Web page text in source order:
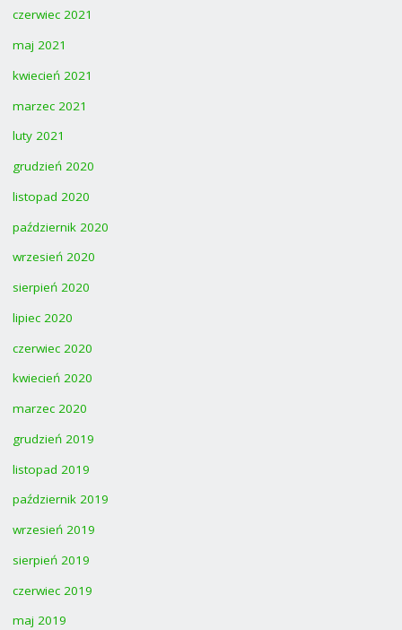
czerwiec 2021
maj 2021
kwiecień 2021
marzec 2021
luty 2021
grudzień 2020
listopad 2020
październik 2020
wrzesień 2020
sierpień 2020
lipiec 2020
czerwiec 2020
kwiecień 2020
marzec 2020
grudzień 2019
listopad 2019
październik 2019
wrzesień 2019
sierpień 2019
czerwiec 2019
maj 2019